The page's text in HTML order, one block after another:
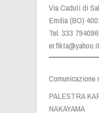
Via Caduti di
Emilia (BO)
Tel. 333
er.fikta@yahoo.it
PALESTRA
NAKAYAMA